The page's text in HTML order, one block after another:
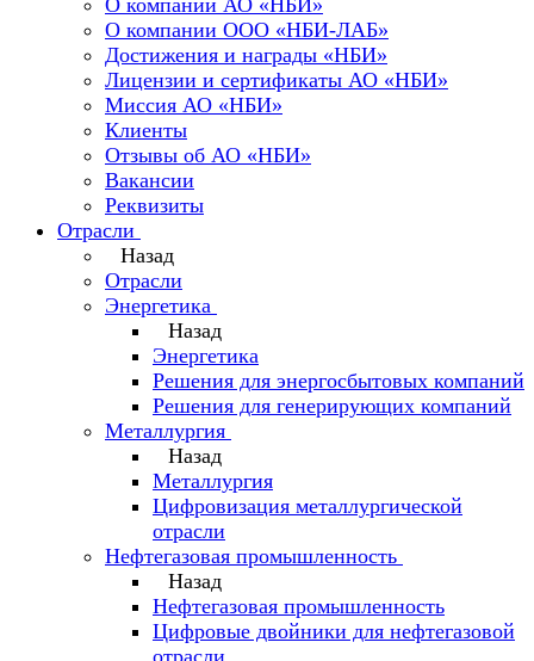
О компании АО «НБИ»
О компании ООО «НБИ-ЛАБ»
Достижения и награды «НБИ»
Лицензии и сертификаты АО «НБИ»
Миссия АО «НБИ»
Клиенты
Отзывы об АО «НБИ»
Вакансии
Реквизиты
Отрасли
Назад
Отрасли
Энергетика
Назад
Энергетика
Решения для энергосбытовых компаний
Решения для генерирующих компаний
Металлургия
Назад
Металлургия
Цифровизация металлургической
отрасли
Нефтегазовая промышленность
Назад
Нефтегазовая промышленность
Цифровые двойники для нефтегазовой
отрасли